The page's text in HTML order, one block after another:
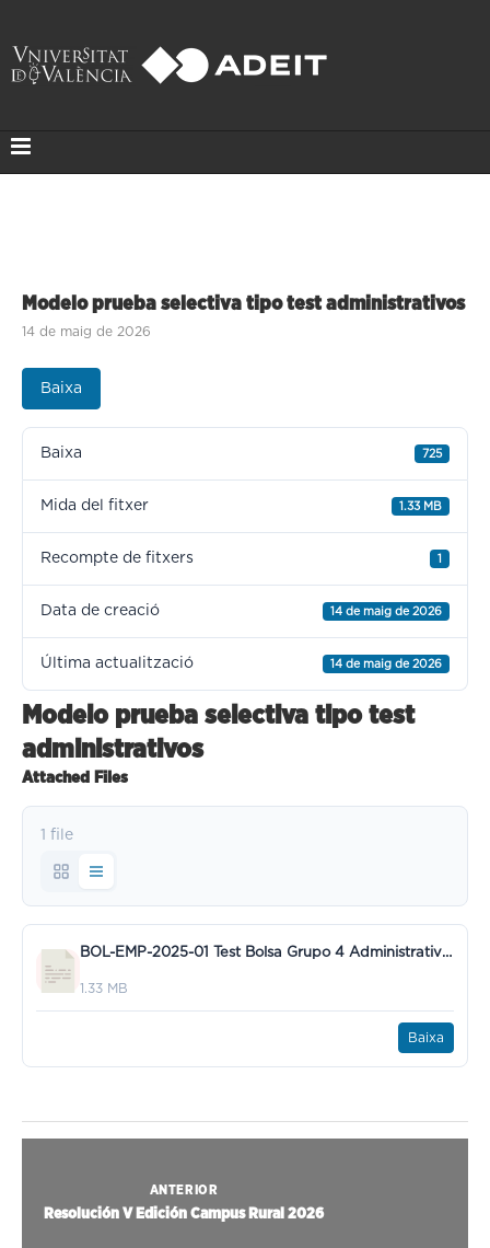
Modelo prueba selectiva tipo test administrativos
14 de maig de 2026
Baixa
Baixa 725
Mida del fitxer 1.33 MB
Recompte de fitxers 1
Data de creació 14 de maig de 2026
Última actualització 14 de maig de 2026
Modelo prueba selectiva tipo test
administrativos
Attached Files
1 file
BOL-EMP-2025-01 Test Bolsa Grupo 4 Administrativos.pdf
1.33 MB
Baixa
ANTERIOR
Resolución V Edición Campus Rural 2026